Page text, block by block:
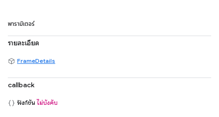
พารามิเตอร์
รายละเอียด
FrameDetails
callback
ฟังก์ชัน ไม่บังคับ